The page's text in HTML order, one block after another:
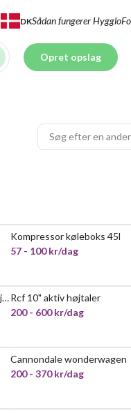
DKSådan fungerer Hygglo
Opret opslag
Kompressor køleboks 45l
57 - 100 kr/dag
Moby mountain xxl tagtelt | som nyt | 4 personer | inkl. solsejl og ekstraudstyrRcf 10" aktiv højtaler
200 - 600 kr/dag
Cannondale wonderwagen
200 - 370 kr/dag